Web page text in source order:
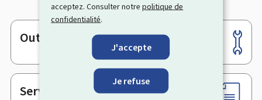
acceptez. Consulter notrepolitique de
confidentialité.
J'accepte
Je refuse
Pied
de
page
Outils
Services en ligne & Formulaires